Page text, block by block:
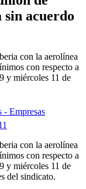
acuerdo
con la aerolínea
con respecto a
y miércoles 11 de
- Empresas
con la aerolínea
con respecto a
y miércoles 11 de
del sindicato.